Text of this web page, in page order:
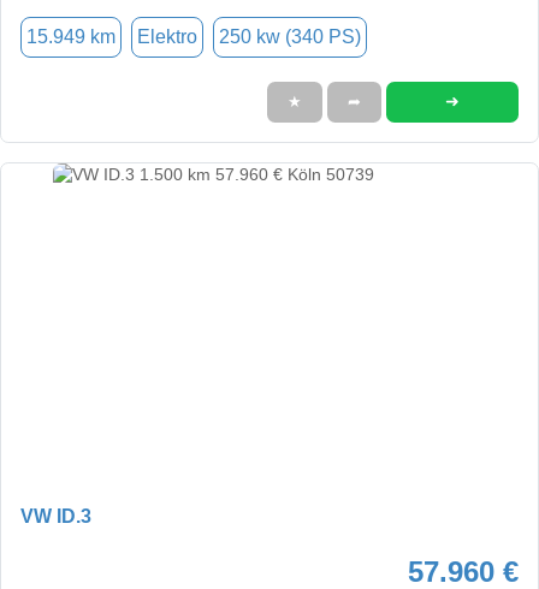
15.949 km Elektro 250 kw (340 PS)
★ ➦ ➜
VW ID.3
57.960 €